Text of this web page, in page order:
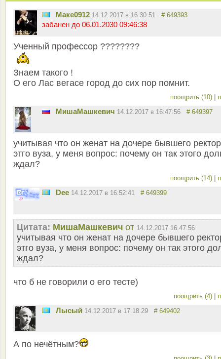
Маке0912 14.12.2017 в 16:30:51 # 649393
забанен до 06.01.2030 09:46:38
Ученный профессор ????????
Знаем такого !
О его Лас вегасе город до сих пор помнит.
поощрить (10)
MишаМашкевич 14.12.2017 в 16:47:56 # 649397
учитывая что он женат на дочере бывшего
этго вуза, у меня вопрос: почему он так этого
ждал?
поощрить (14)
Dee 14.12.2017 в 16:52:41 # 649399
Цитата: MишаМашкевич от 14.12.2017 16:47:56
учитывая что он женат на дочере бывшего
этго вуза, у меня вопрос: почему он так этого
ждал?
что б не говорили о его тесте)
поощрить (4)
Лысый 14.12.2017 в 17:18:29 # 649402
А по нечётным?